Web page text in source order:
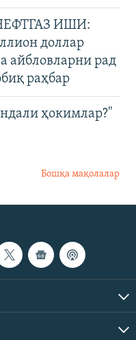
ИШИ:
доллар
айбловларни рад
раҳбар
ҳокимлар?"
Бошқа мақолалар